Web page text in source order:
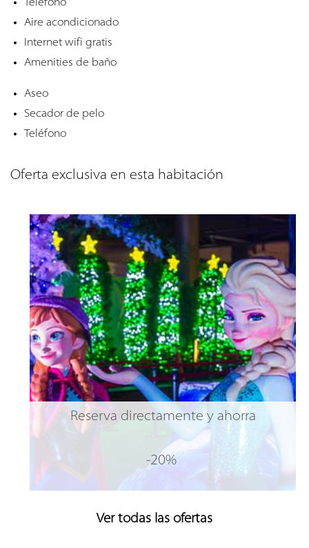
Teléfono
Aire acondicionado
Internet wifi gratis
Amenities de baño
Aseo
Secador de pelo
Teléfono
Oferta exclusiva en esta habitación
Reserva directamente y ahorra
-20%
Ver todas las ofertas